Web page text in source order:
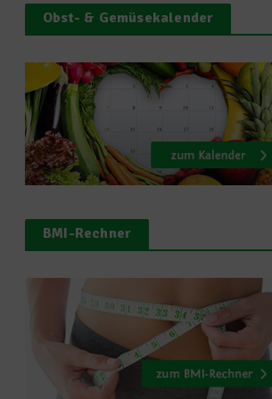
Obst- & Gemüsekalender
BMI-Rechner